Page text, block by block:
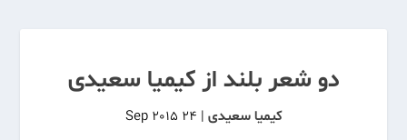
دو شعر بلند از کیمیا سعیدی
کیمیا سعیدی |
24 Sep 2015